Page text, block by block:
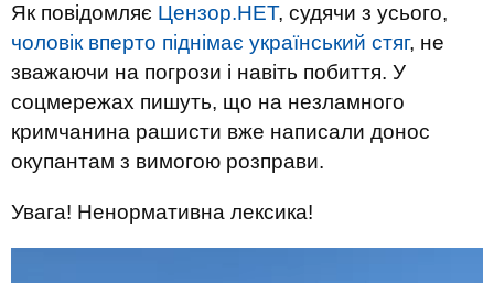
Як повідомляє Цензор.НЕТ, судячи з усього,
чоловік вперто піднімає український стяг, не
зважаючи на погрози і навіть побиття. У
соцмережах пишуть, що на незламного
кримчанина рашисти вже написали донос
окупантам з вимогою розправи.
Увага! Ненормативна лексика!